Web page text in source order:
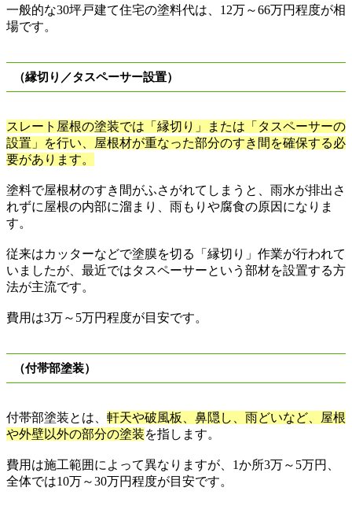
一般的な30坪戸建て住宅の塗料代は、 12万～66万円程度が相
場です。
（縁切り／タスペーサー設置）
スレート屋根の塗装では「縁切り」または「タスペーサーの
設置」を行い、屋根材が重なった部分のすき間を確保する必
要があります。
塗料で屋根材のすき間がふさがれてしまうと、雨水が排出さ
れずに屋根の内部に溜まり、雨もりや腐食の原因になりま
す。
従来はカッターなどで塗膜を切る「縁切り」作業が行われて
いましたが、最近ではタスペーサーという部材を設置する方
法が主流です。
費用は3万～ 5万円程度が目安です。
（付帯部塗装）
付帯部塗装とは、 軒天や破風板、鼻隠し、雨どいなど、屋根
や外壁以外の部分の塗装を指します。
費用は施工範囲によって異なりますが、 1か所3万 ～ 5万円、
全体では10万 ～30万円程度が目安です。